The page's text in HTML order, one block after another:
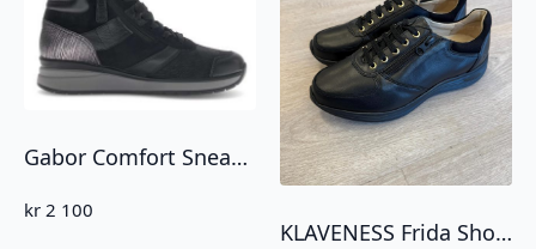
Gabor Comfort Sneakers Svart
kr 2 100
KLAVENESS Frida Shoes Sort Skinn